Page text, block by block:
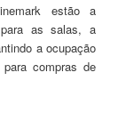
estão a
as salas, a
a ocupação
compras de